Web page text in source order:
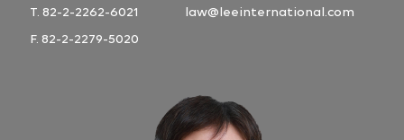
T. 82-2-2262-6021
F. 82-2-2279-5020
law@leeinternational.com